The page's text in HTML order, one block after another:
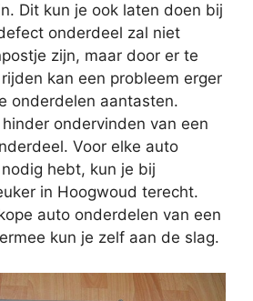
Dit kun je ook laten doen bij
onderdeel zal niet
zijn, maar door er te
kan een probleem erger
onderdelen aantasten.
ondervinden van een
Voor elke auto
hebt, kun je bij
in Hoogwoud terecht.
auto onderdelen van een
kun je zelf aan de slag.